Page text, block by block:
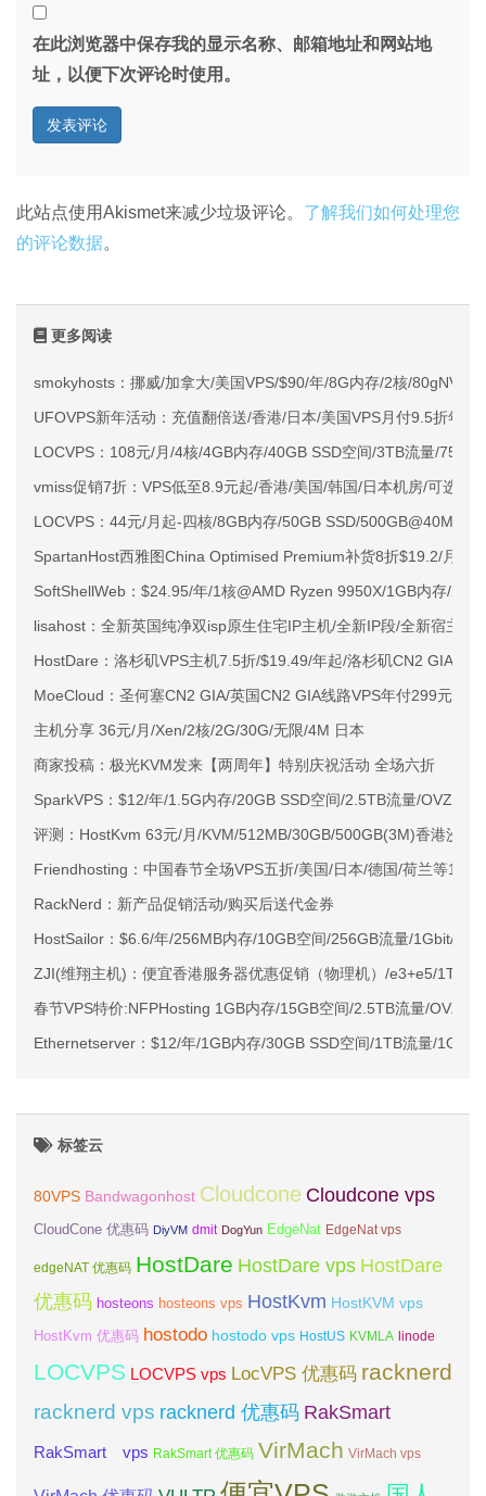
在此浏览器中保存我的显示名称、邮箱地址和网站地
址，以便下次评论时使用。
此站点使用Akismet来减少垃圾评论。 了解我们如何处理您
的评论数据。
更多阅读
smokyhosts：挪威/加拿大/美国VPS/$90/年/8G内存/2核/
UFOVPS新年活动：充值翻倍送/香港/日本/美国VPS月付9.5折年
LOCVPS：108元/月/4核/4GB内存/40GB SSD空间/3TB流量/
vmiss促销7折：VPS低至8.9元起/香港/美国/韩国/日本机房/可选
LOCVPS：44元/月起-四核/8GB内存/50GB SSD/
SpartanHost西雅图China Optimised Premium补货8折$19.2/月起
SoftShellWeb：$24.95/年/1核@AMD Ryzen 9950X/1GB内存/
lisahost：全新英国纯净双isp原生住宅IP主机/全新IP段/全新宿主机
HostDare：洛杉矶VPS主机7.5折/$19.49/年起/洛杉矶CN2 GIA/日
MoeCloud：圣何塞CN2 GIA/英国CN2 GIA线路VPS年付299元起
主机分享 36元/月/Xen/2核/2G/30G/无限/4M 日本
商家投稿：极光KVM发来【两周年】特别庆祝活动 全场六折
SparkVPS：$12/年/1.5G内存/20GB SSD空间/2.5TB流量/OVZ/达
评测：HostKvm 63元/月/KVM/512MB/30GB/500GB(3M)香港沙田
Friendhosting：中国春节全场VPS五折/美国/日本/德国/荷兰等14个
RackNerd：新产品促销活动/购买后送代金券
HostSailor：$6.6/年/256MB内存/10GB空间/256GB流量/1Gbit/
ZJI(维翔主机)：便宜香港服务器优惠促销（物理机）/e3+e5/1T
春节VPS特价:NFPHosting 1GB内存/15GB空间/2.5TB流量/OVZ/洛
Ethernetserver：$12/年/1GB内存/30GB SSD空间/1TB流量/
标签云
80VPS Bandwagonhost Cloudcone Cloudcone vps
CloudCone 优惠码 DiyVM dmit DogYun EdgeNat EdgeNat vps
edgeNAT 优惠码 HostDare HostDare vps HostDare
优惠码 hosteons hosteons vps HostKvm HostKVM vps
HostKvm 优惠码 hostodo hostodo vps HostUS KVMLA linode
LOCVPS LOCVPS vps LocVPS 优惠码 racknerd
racknerd vps racknerd 优惠码 RakSmart
RakSmart vps RakSmart 优惠码 VirMach VirMach vps